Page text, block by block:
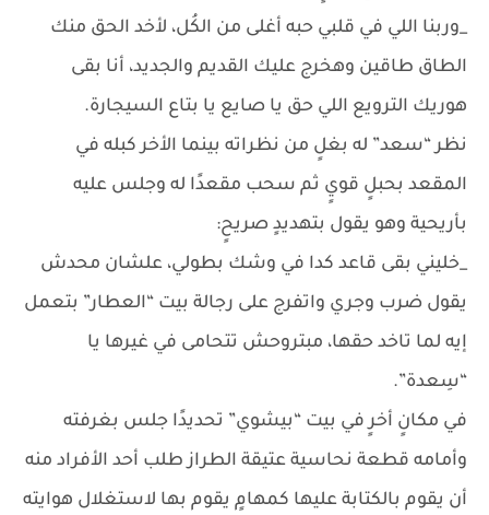
_وربنا اللي في قلبي حبه أغلى من الكُل، لأخد الحق منك
الطاق طاقين وهخرج عليك القديم والجديد، أنا بقى
هوريك الترويع اللي حق يا صايع يا بتاع السيجارة.
نظر “سعد” له بغلٍ من نظراته بينما الأخر كبله في
المقعد بحبلٍ قويٍ ثم سحب مقعدًا له وجلس عليه
بأريحية وهو يقول بتهديدٍ صريحٍ:
_خليني بقى قاعد كدا في وشك بطولي، علشان محدش
يقول ضرب وجري واتفرج على رجالة بيت “العطار” بتعمل
إيه لما تاخد حقها، مبتروحش تتحامى في غيرها يا
“سِعدة”.
في مكانٍ أخرٍ في بيت “بيشوي” تحديدًا جلس بغرفته
وأمامه قطعة نحاسية عتيقة الطراز طلب أحد الأفراد منه
أن يقوم بالكتابة عليها كمهامٍ يقوم بها لاستغلال هوايته